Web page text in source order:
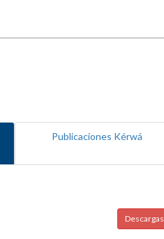
Publicaciones Kérwá
Descargas